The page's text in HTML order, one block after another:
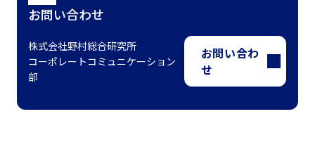
お問い合わせ
株式会社野村総合研究所
コーポレートコミュニケーション
部
お問い合わ
せ